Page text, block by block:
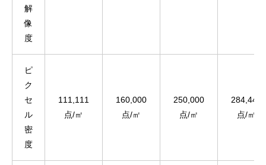
解
像
度
ピ
ク
セ
ル
密
度
111,111
点/㎡
160,000
点/㎡
250,000
点/㎡
284,444
点/㎡